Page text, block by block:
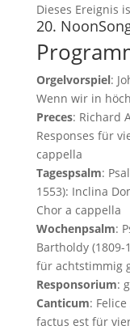
Dieses Ereignis
20.
Orgelvorspiel:
Wenn wir in
Preces: Richard
Responses für
cappella
Tagespsalm:
1553): Inclina
Chor a cappella
Wochenpsalm:
Bartholdy (1809-
für achtstimmig
Responsorium:
Canticum:
factus est für